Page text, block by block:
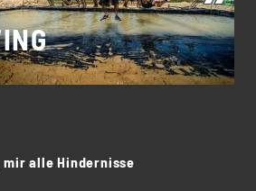
mir alle Hindernisse